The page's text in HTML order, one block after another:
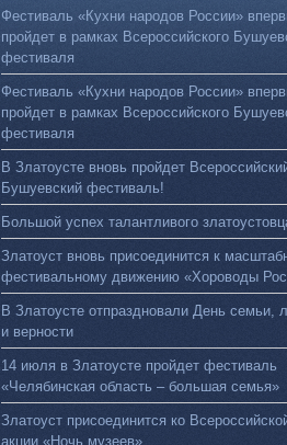
Фестиваль «Кухни народов России»
пройдет в рамках Всероссийского
фестиваля
Фестиваль «Кухни народов России»
пройдет в рамках Всероссийского
фестиваля
В Златоусте вновь пройдет
Бушуевский фестиваль!
Большой успех талантливого
Златоуст вновь присоединится к
фестивальному движению «Хороводы
В Златоусте отпраздновали День семьи,
и верности
14 июля в Златоусте пройдет фестиваль
«Челябинская область – большая семья»
Златоуст присоединится ко
акции «Ночь музеев»